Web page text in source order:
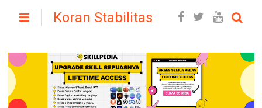
Koran Stabilitas